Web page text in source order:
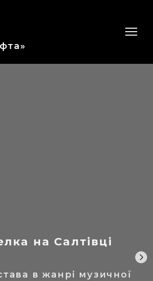
на Салтівці
в жанрі музичної